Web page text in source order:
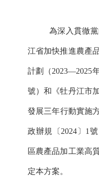
為深入貫徹
江省加快推進農產
計劃（2023—2025
號）和《牡丹江市
發展三年行動實施
政辦規〔2024〕1
區農產品加工業高
定本方案。